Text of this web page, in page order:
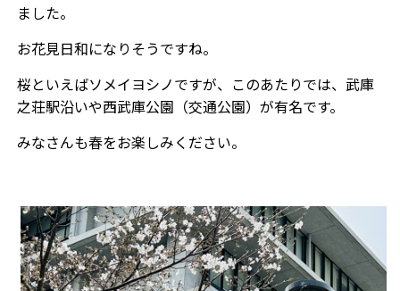
ました。
お花見日和になりそうですね。
桜といえばソメイヨシノですが、このあたりでは、武庫
之荘駅沿いや西武庫公園（交通公園）が有名です。
みなさんも春をお楽しみください。